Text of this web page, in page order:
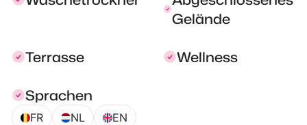
Gelände
Terrasse
Wellness
Sprachen
FR NL EN